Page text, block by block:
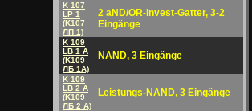
K 107
LP 1
(K107
ЛП 1)
2 aND/OR-Invest-Gatter, 3-2
Eingänge
K 109
LB 1 A
(K109
ЛБ 1A)
NAND, 3 Eingänge
K 109
LB 2 A
(K109
ЛБ 2 A)
Leistungs-NAND, 3 Eingänge